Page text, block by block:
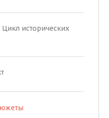
исторических